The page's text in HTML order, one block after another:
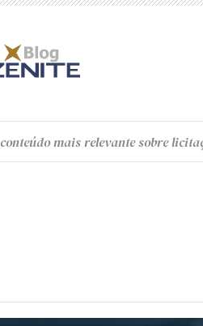
conteúdomais relevante sobre